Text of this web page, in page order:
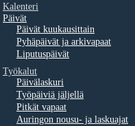
Kalenteri
Päivät
Päivät kuukausittain
Pyhäpäivät ja arkivapaat
Liputuspäivät
Työkalut
Päivälaskuri
Työpäiviä jäljellä
Pitkät vapaat
Auringon nousu- ja laskuajat